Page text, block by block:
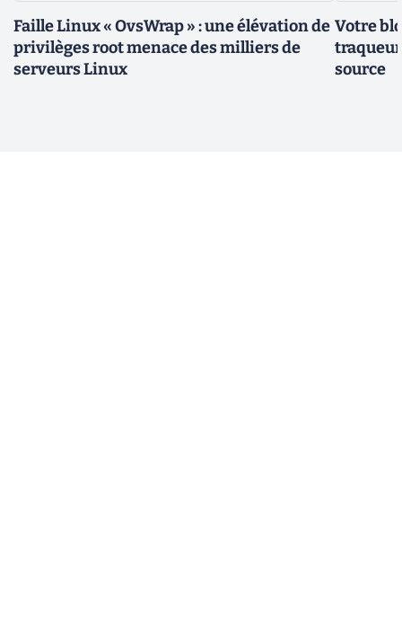
Faille Linux « OvsWrap » : une élévation de
privilèges root menace des milliers de
serveurs Linux
Votre
source